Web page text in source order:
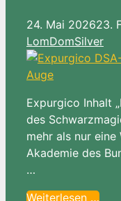
24. Mai 202623.
LomDomSilver
Expurgico Inhalt
des
mehr als nur
Akademie des
…
Weiterlesen …